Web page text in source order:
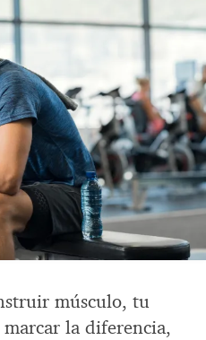
músculo, tu
la diferencia,